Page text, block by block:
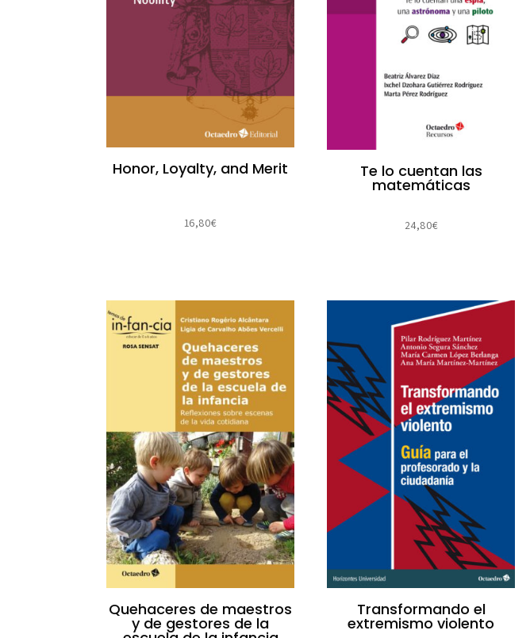
Honor, Loyalty, and Merit
16,80€
Te lo cuentan las
matemáticas
24,80€
Quehaceres de maestros
y de gestores de la
Transformando el
extremismo violento